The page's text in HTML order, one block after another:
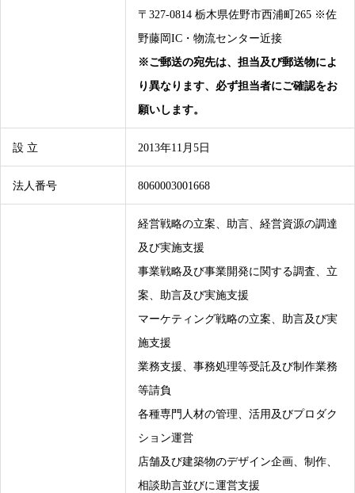
〒327-0814 栃木県佐野市西浦町265 ※佐
野藤岡IC・物流センター近接
※ご郵送の宛先は、担当及び郵送物によ
り異なります、必ず担当者にご確認をお
願いします。
設 立 2013年11月5日
法人番号 8060003001668
経営戦略の立案、助言、経営資源の調達
及び実施支援
事業戦略及び事業開発に関する調査、立
案、助言及び実施支援
マーケティング戦略の立案、助言及び実
施支援
業務支援、事務処理等受託及び制作業務
等請負
各種専門人材の管理、活用及びプロダク
ション運営
店舗及び建築物のデザイン企画、制作、
相談助言並びに運営支援